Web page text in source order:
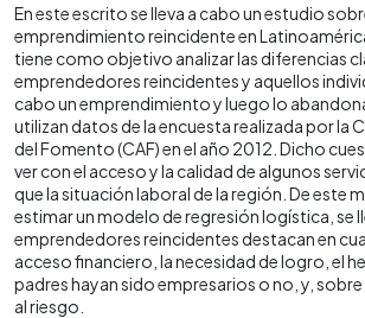
En este escrito se lleva a cabo un estudio
emprendimiento reincidente en
tiene como objetivo analizar las diferencias
emprendedores reincidentes y aquellos
cabo un emprendimiento y luego lo
utilizan datos de la encuesta realizada por la
del Fomento (CAF) en el año 2012. Dicho
ver con el acceso y la calidad de algunos
que la situación laboral de la región. De este
estimar un modelo de regresión logística, se
emprendedores reincidentes destacan en
acceso financiero, la necesidad de logro, el
padres hayan sido empresarios o no, y,
al riesgo.